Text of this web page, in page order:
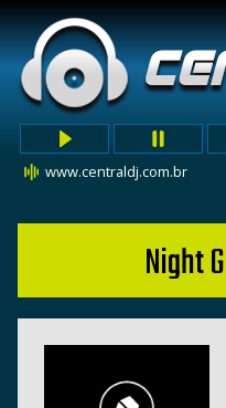
www.centraldj.com.br
Night